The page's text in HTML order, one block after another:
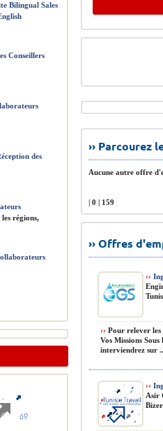
››
Aucune autre offre
| 0 | 159
›› Offres
››
›› Pour relever les
Vos Missions
interviendrez sur
››
Asir
Bilingual Sales
Conseillers
des
régions,